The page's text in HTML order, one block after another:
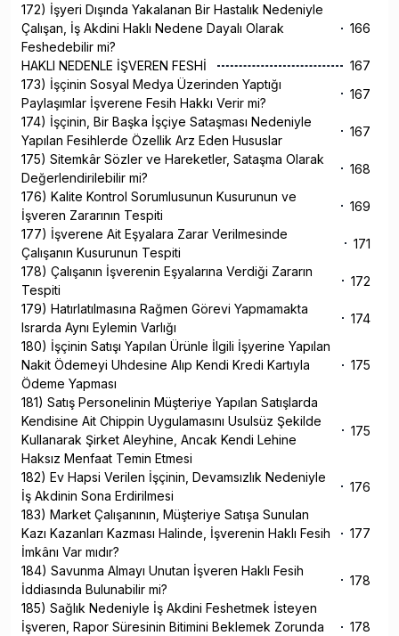
172) İşyeri Dışında Yakalanan Bir Hastalık Nedeniyle
Çalışan, İş Akdini Haklı Nedene Dayalı Olarak
Feshedebilir mi?
166
HAKLI NEDENLE İŞVEREN FESHİ
167
173) İşçinin Sosyal Medya Üzerinden Yaptığı
Paylaşımlar İşverene Fesih Hakkı Verir mi?
167
174) İşçinin, Bir Başka İşçiye Sataşması Nedeniyle
Yapılan Fesihlerde Özellik Arz Eden Hususlar
167
175) Sitemkâr Sözler ve Hareketler, Sataşma Olarak
Değerlendirilebilir mi?
168
176) Kalite Kontrol Sorumlusunun Kusurunun ve
İşveren Zararının Tespiti
169
177) İşverene Ait Eşyalara Zarar Verilmesinde
Çalışanın Kusurunun Tespiti
171
178) Çalışanın İşverenin Eşyalarına Verdiği Zararın
Tespiti
172
179) Hatırlatılmasına Rağmen Görevi Yapmamakta
Israrda Aynı Eylemin Varlığı
174
180) İşçinin Satışı Yapılan Ürünle İlgili İşyerine Yapılan
Nakit Ödemeyi Uhdesine Alıp Kendi Kredi Kartıyla
Ödeme Yapması
175
181) Satış Personelinin Müşteriye Yapılan Satışlarda
Kendisine Ait Chippin Uygulamasını Usulsüz Şekilde
Kullanarak Şirket Aleyhine, Ancak Kendi Lehine
Haksız Menfaat Temin Etmesi
175
182) Ev Hapsi Verilen İşçinin, Devamsızlık Nedeniyle
İş Akdinin Sona Erdirilmesi
176
183) Market Çalışanının, Müşteriye Satışa Sunulan
Kazı Kazanları Kazması Halinde, İşverenin Haklı Fesih
İmkânı Var mıdır?
177
184) Savunma Almayı Unutan İşveren Haklı Fesih
İddiasında Bulunabilir mi?
178
185) Sağlık Nedeniyle İş Akdini Feshetmek İsteyen
İşveren, Rapor Süresinin Bitimini Beklemek Zorunda
178